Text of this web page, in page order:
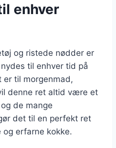
enhver
og ristede nødder er
til enhver tid på
er til morgenmad,
denne ret altid være et
de mange
det til en perfekt ret
erfarne kokke.